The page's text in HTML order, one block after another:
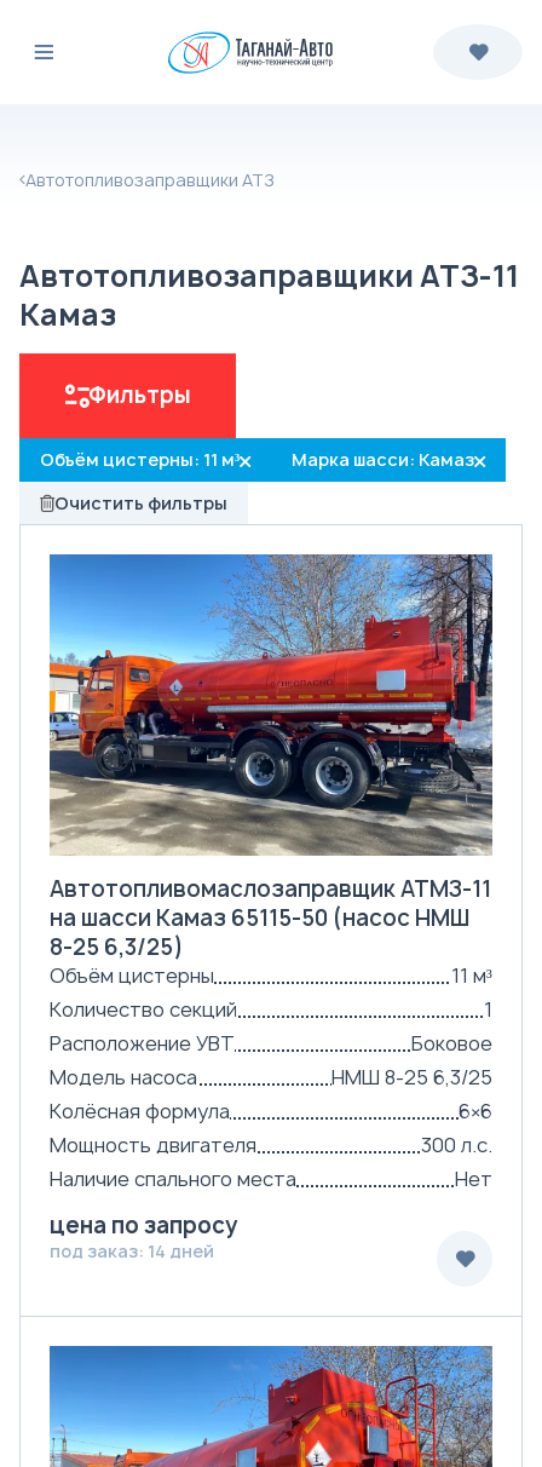
Автотопливозаправщики АТЗ
Автотопливозаправщики АТЗ-11
Камаз
Фильтры
Объём цистерны: 11 м³
Марка шасси: Камаз
Очистить фильтры
Автотопливомаслозаправщик АТМЗ-11
на шасси Камаз 65115-50 (насос НМШ
8-25 6,3/25)
Объём цистерны
11 м³
Количество секций
1
Расположение УВТ
Боковое
Модель насоса
НМШ 8-25 6,3/25
Колёсная формула
6×6
Мощность двигателя
300 л.с.
Наличие спального места
Нет
цена по запросу
под заказ: 14 дней